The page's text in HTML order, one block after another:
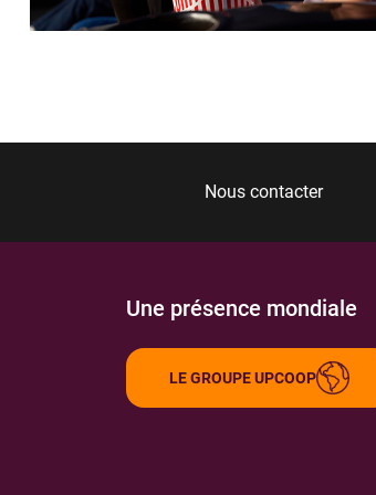
6 ANTOINE VIDEO MUSIQUE
7
Nous contacter
Une présence mondiale
LE GROUPE UPCOOP